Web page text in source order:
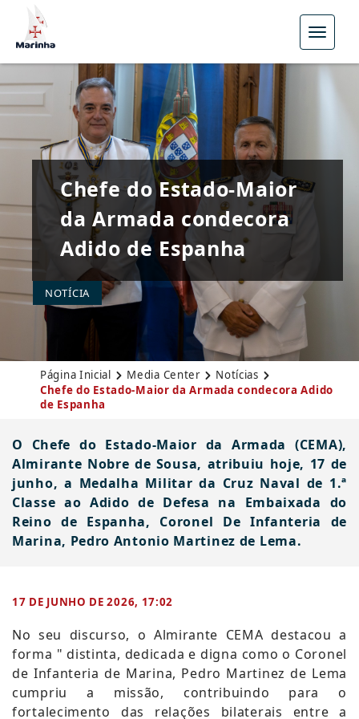
Menu
Chefe do Estado-Maior
da Armada condecora
Adido de Espanha
NOTÍCIA
Página Inicial Media Center
Notícias
Chefe do Estado-Maior da Armada condecora Adido
de Espanha
O Chefe do Estado-Maior da Armada (CEMA),
Almirante Nobre de Sousa, atribuiu hoje, 17 de
junho, a Medalha Militar da Cruz Naval de 1.ª
Classe ao Adido de Defesa na Embaixada do
Reino de Espanha, Coronel De Infanteria de
Marina, Pedro Antonio Martinez de Lema.
17 DE JUNHO DE 2026, 17:02
​No seu discurso, o Almirante CEMA destacou a
forma " distinta, dedicada e digna como o Coronel
de Infanteria de Marina, Pedro Martinez de Lema
cumpriu a missão, contribuindo para o
fortalecimento das relações bilaterais entre a